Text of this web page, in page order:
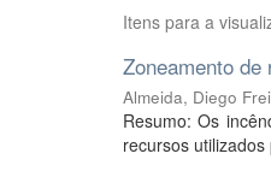
Itens para a
Zoneamento
Almeida, Diego
Resumo: Os
recursos